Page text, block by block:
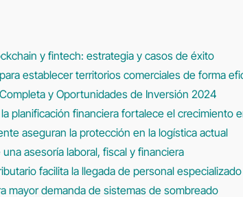
y fintech: estrategia y casos de éxito
establecer territorios comerciales de forma
y Oportunidades de Inversión 2024
planificación financiera fortalece el crecimiento
aseguran la protección en la logística actual
asesoría laboral, fiscal y financiera
facilita la llegada de personal especializado
mayor demanda de sistemas de sombreado